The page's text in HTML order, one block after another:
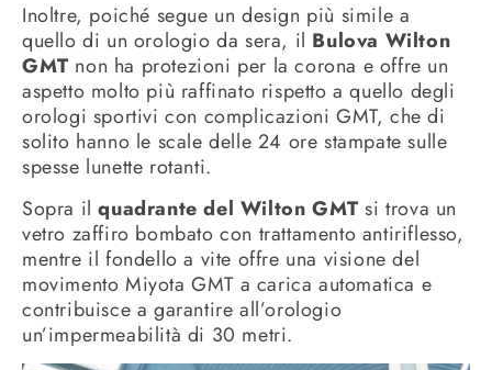
Inoltre, poiché segue un design più simile a
quello di un orologio da sera, il Bulova Wilton
GMT non ha protezioni per la corona e offre un
aspetto molto più raffinato rispetto a quello degli
orologi sportivi con complicazioni GMT, che di
solito hanno le scale delle 24 ore stampate sulle
spesse lunette rotanti.
Sopra ilquadrante del Wilton GMT si trova un
vetro zaffiro bombato con trattamento antiriflesso,
mentre il fondello a vite offre una visione del
movimento Miyota GMT a carica automatica e
contribuisce a garantire all’orologio
un’impermeabilità di 30 metri.